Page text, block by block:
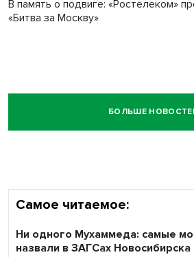
В память о подвиге: «Ростелеком»
«Битва за Москву»
БОЛЬШЕ
Самое читаемое:
Ни одного Мухаммеда: самые
назвали в ЗАГСах Новосибирска